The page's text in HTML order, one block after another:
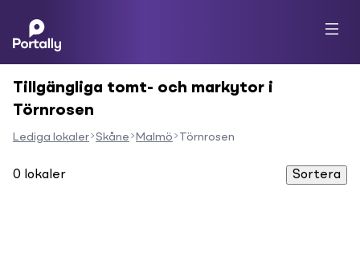
Tillgängliga tomt- och markytor i
Törnrosen
Lediga lokaler Skåne Malmö Törnrosen
0 lokaler Sortera